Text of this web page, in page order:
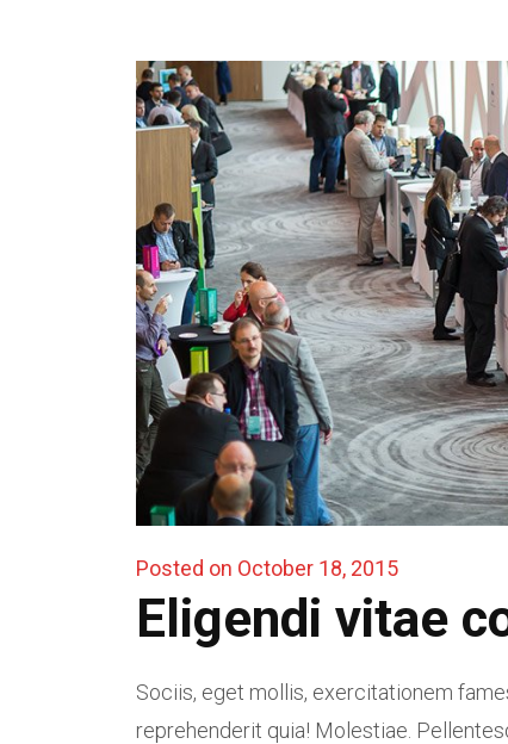
Posted on October 18, 2015
Eligendi vitae
Sociis, eget mollis, exercitationem
reprehenderit quia! Molestiae.